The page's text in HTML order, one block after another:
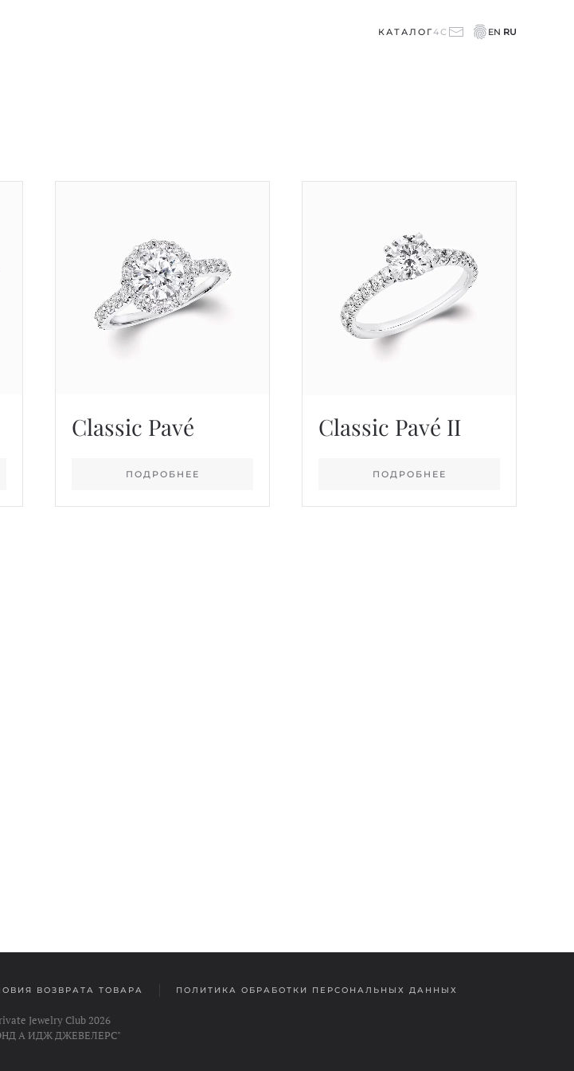
КАТАЛОГ4C EN RU
Classic Pavé
ПОДРОБНЕЕ
Classic Pavé II
ПОДРОБНЕЕ
ВОЗВРАТА ТОВАРА ПОЛИТИКА ОБРАБОТКИ ПЕРСОНАЛЬНЫХ ДАННЫХ
Jewelry Club 2026
А ИДЖ ДЖЕВЕЛЕРС"